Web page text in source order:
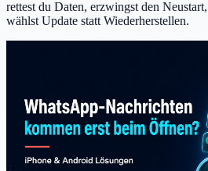
rettest du Daten, erzwingst den
wählst Update statt Wiederherstellen.